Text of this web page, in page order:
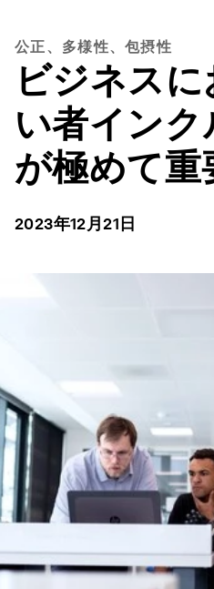
公正、多様性、包摂性
ビジネス
い者イン
が極めて重
2023年12月21日